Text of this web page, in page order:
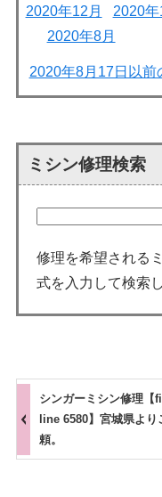
2020年12月
2020年
2020年8月
2020年8月17日以前
ミシン修理検索
修理を希望される
式を入力して検索
シンガーミシン修理【
line 6580】宮城県より
頼。